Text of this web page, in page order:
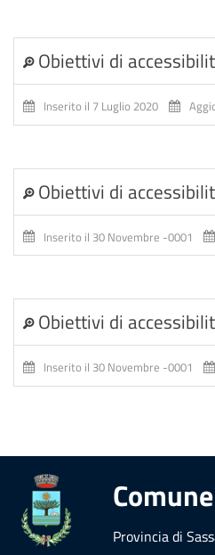
Obiettivi di
Inserito il 7 Luglio 2020
Obiettivi di
Inserito il 30 Novembre -0001
Obiettivi di
Inserito il 30 Novembre -0001
Provincia di